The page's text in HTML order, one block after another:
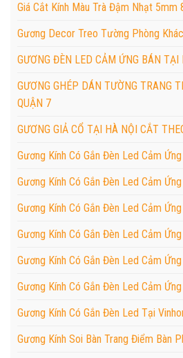
Giá Cắt Kính Màu Trà Đậm Nhạt
Gương Decor Treo Tường Phòng
GƯƠNG ĐÈN LED CẢM ỨNG BÁN TẠI
GƯƠNG GHÉP DÁN TƯỜNG TRANG
QUẬN 7
GƯƠNG GIẢ CỔ TẠI HÀ NỘI CẮT
Gương Kính Có Gắn Đèn Led Cảm
Gương Kính Có Gắn Đèn Led Cảm
Gương Kính Có Gắn Đèn Led Cảm
Gương Kính Có Gắn Đèn Led Cảm
Gương Kính Có Gắn Đèn Led Cảm
Gương Kính Có Gắn Đèn Led Cảm
Gương Kính Có Gắn Đèn Led Tại
Gương Kính Soi Bàn Trang Điểm Bàn